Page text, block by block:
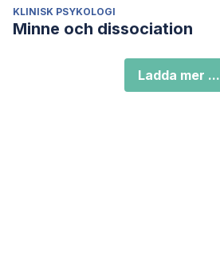
KLINISK PSYKOLOGI
Minne och dissociation
Ladda mer ...